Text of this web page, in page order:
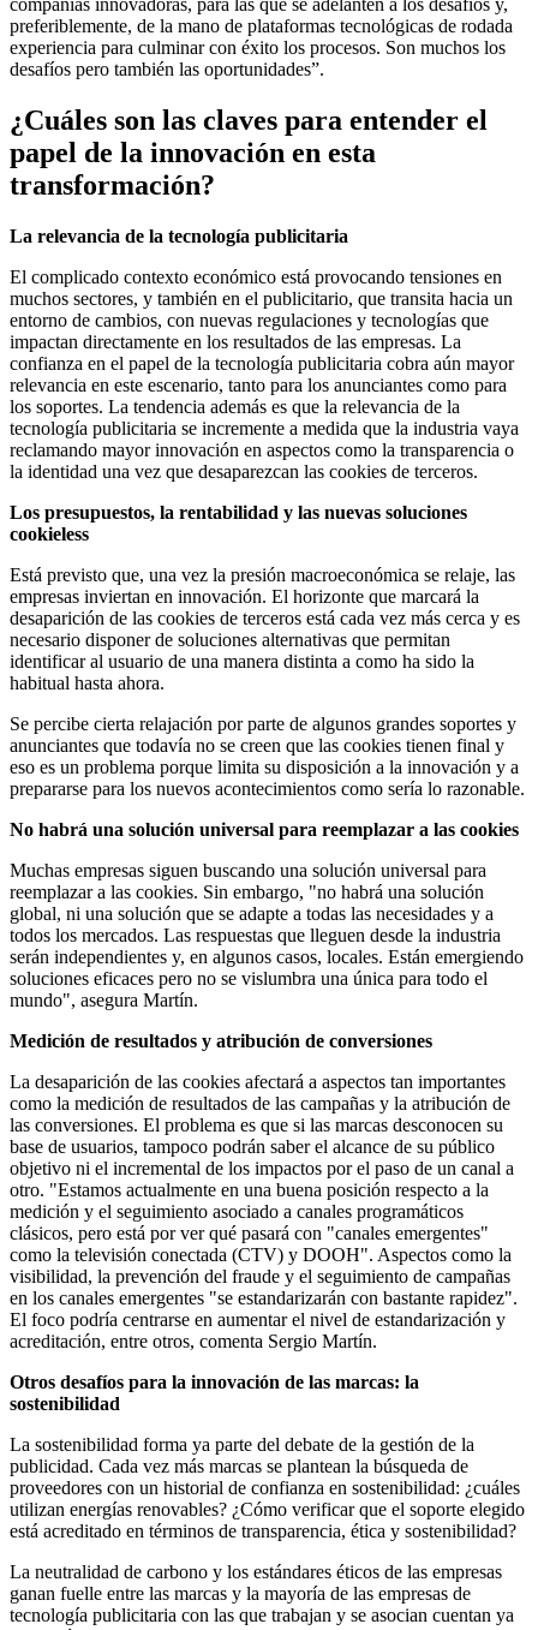
compañías innovadoras, para las que se adelanten a los desafíos y,
preferiblemente, de la mano de plataformas tecnológicas de rodada
experiencia para culminar con éxito los procesos. Son muchos los
desafíos pero también las oportunidades”.
¿Cuáles son las claves para entender el
papel de la innovación en esta
transformación?
La relevancia de la tecnología publicitaria
El complicado contexto económico está provocando tensiones en
muchos sectores, y también en el publicitario, que transita hacia un
entorno de cambios, con nuevas regulaciones y tecnologías que
impactan directamente en los resultados de las empresas. La
confianza en el papel de la tecnología publicitaria cobra aún mayor
relevancia en este escenario, tanto para los anunciantes como para
los soportes. La tendencia además es que la relevancia de la
tecnología publicitaria se incremente a medida que la industria vaya
reclamando mayor innovación en aspectos como la transparencia o
la identidad una vez que desaparezcan las cookies de terceros.
Los presupuestos, la rentabilidad y las nuevas soluciones
cookieless
Está previsto que, una vez la presión macroeconómica se relaje, las
empresas inviertan en innovación. El horizonte que marcará la
desaparición de las cookies de terceros está cada vez más cerca y es
necesario disponer de soluciones alternativas que permitan
identificar al usuario de una manera distinta a como ha sido la
habitual hasta ahora.
Se percibe cierta relajación por parte de algunos grandes soportes y
anunciantes que todavía no se creen que las cookies tienen final y
eso es un problema porque limita su disposición a la innovación y a
prepararse para los nuevos acontecimientos como sería lo razonable.
No habrá una solución universal para reemplazar a las cookies
Muchas empresas siguen buscando una solución universal para
reemplazar a las cookies. Sin embargo, "no habrá una solución
global, ni una solución que se adapte a todas las necesidades y a
todos los mercados. Las respuestas que lleguen desde la industria
serán independientes y, en algunos casos, locales. Están emergiendo
soluciones eficaces pero no se vislumbra una única para todo el
mundo", asegura Martín.
Medición de resultados y atribución de conversiones
La desaparición de las cookies afectará a aspectos tan importantes
como la medición de resultados de las campañas y la atribución de
las conversiones. El problema es que si las marcas desconocen su
base de usuarios, tampoco podrán saber el alcance de su público
objetivo ni el incremental de los impactos por el paso de un canal a
otro. "Estamos actualmente en una buena posición respecto a la
medición y el seguimiento asociado a canales programáticos
clásicos, pero está por ver qué pasará con "canales emergentes"
como la televisión conectada (CTV) y DOOH". Aspectos como la
visibilidad, la prevención del fraude y el seguimiento de campañas
en los canales emergentes "se estandarizarán con bastante rapidez".
El foco podría centrarse en aumentar el nivel de estandarización y
acreditación, entre otros, comenta Sergio Martín.
Otros desafíos para la innovación de las marcas: la
sostenibilidad
La sostenibilidad forma ya parte del debate de la gestión de la
publicidad. Cada vez más marcas se plantean la búsqueda de
proveedores con un historial de confianza en sostenibilidad: ¿cuáles
utilizan energías renovables? ¿Cómo verificar que el soporte elegido
está acreditado en términos de transparencia, ética y sostenibilidad?
La neutralidad de carbono y los estándares éticos de las empresas
ganan fuelle entre las marcas y la mayoría de las empresas de
tecnología publicitaria con las que trabajan y se asocian cuentan ya